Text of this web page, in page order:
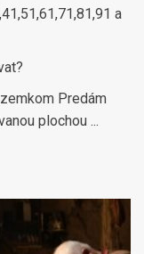
a
Predám
plochou ...